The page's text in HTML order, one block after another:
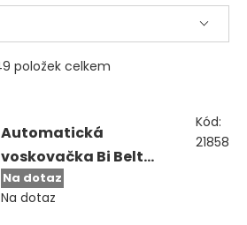
položek celkem
Na dotaz
Automatická
voskovačka Bi Belt
System Intuitive
Na dotaz
Kód:
21858